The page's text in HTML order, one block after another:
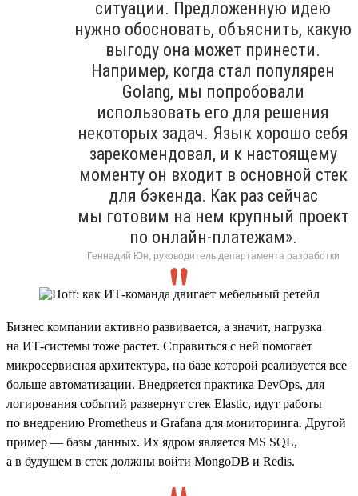
ситуации. Предложенную идею
нужно обосновать, объяснить, какую
выгоду она может принести.
Например, когда стал популярен
Golang, мы попробовали
использовать его для решения
некоторых задач. Язык хорошо себя
зарекомендовал, и к настоящему
моменту он входит в основной стек
для бэкенда. Как раз сейчас
мы готовим на нем крупный проект
по онлайн-платежам».
Геннадий Юн, руководитель департамента разработки
Бизнес компании активно развивается, а значит, нагрузка
на ИТ-системы тоже растет. Справиться с ней помогает
микросервисная архитектура, на базе которой реализуется все
больше автоматизации. Внедряется практика DevOps, для
логирования событий развернут стек Elastic, идут работы
по внедрению Prometheus и Grafana для мониторинга. Другой
пример — базы данных. Их ядром является MS SQL,
а в будущем в стек должны войти MongoDB и Redis.